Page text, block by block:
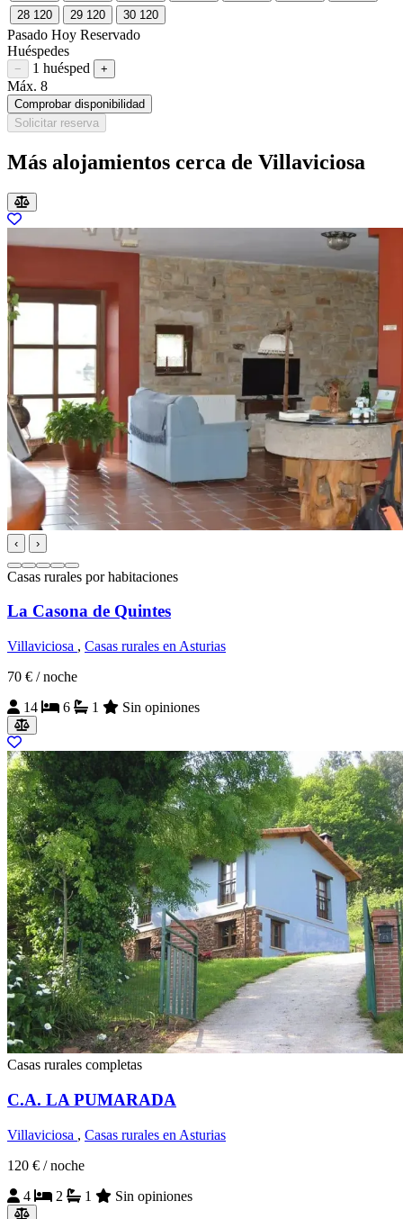
28 120 29 120 30 120
Pasado Hoy Reservado
Huéspedes
Restar huésped
− 1 huésped Sumar huésped
+
Máx. 8
Comprobar disponibilidad
Solicitar reserva
Más alojamientos cerca de Villaviciosa
‹ ›
Casas rurales por habitaciones
La Casona de Quintes
Villaviciosa , Casas rurales en Asturias
70 € / noche
14
6 1 Sin opiniones
Casas rurales completas
C.A. LA PUMARADA
Villaviciosa , Casas rurales en Asturias
120 € / noche
4
2 1 Sin opiniones